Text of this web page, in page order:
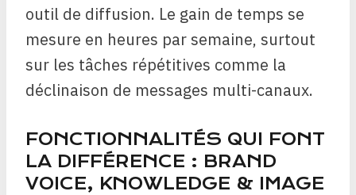
outil de diffusion. Le gain de temps se
mesure en heures par semaine, surtout
sur les tâches répétitives comme la
déclinaison de messages multi-canaux.
FONCTIONNALITÉS QUI FONT
LA DIFFÉRENCE : BRAND
VOICE, KNOWLEDGE & IMAGE